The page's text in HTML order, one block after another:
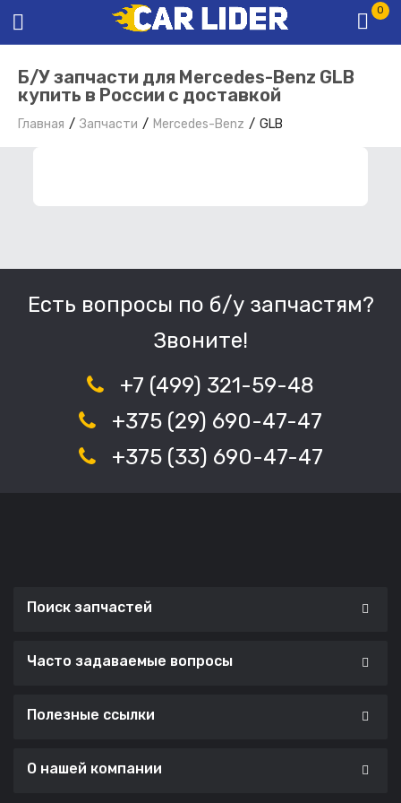
0
Б/У запчасти для Mercedes-Benz GLB
купить в России с доставкой
Главная Запчасти Mercedes-Benz GLB
Есть вопросы по б/у запчастям?
Звоните!
+7 (499) 321-59-48
+375 (29) 690-47-47
+375 (33) 690-47-47
Поиск запчастей
Часто задаваемые вопросы
Полезные ссылки
О нашей компании